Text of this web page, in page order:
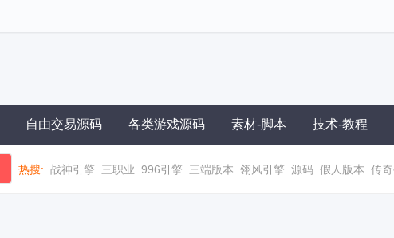
自由交易源码 各类游戏源码 素材-脚本 技术-教程
热搜: 战神引擎 三职业 996引擎 三端版本 翎风引擎 源码 假人版本 传